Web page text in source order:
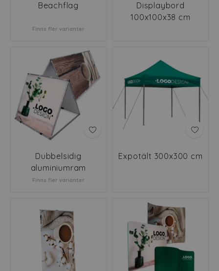
Beachflag
Finns fler varianter
Displaybord
100x100x38 cm
Dubbelsidig
aluminiumram
Finns fler varianter
Expotält 300x300 cm